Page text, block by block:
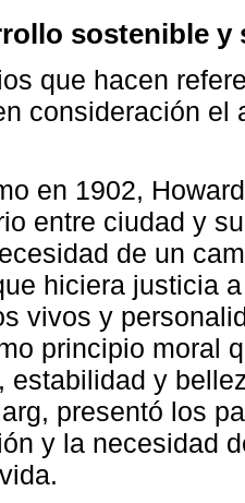
sostenible y
que hacen
consideración el
en 1902,
entre ciudad y
de un
hiciera justicia
vivos y
principio moral
estabilidad y
presentó los
y la necesidad